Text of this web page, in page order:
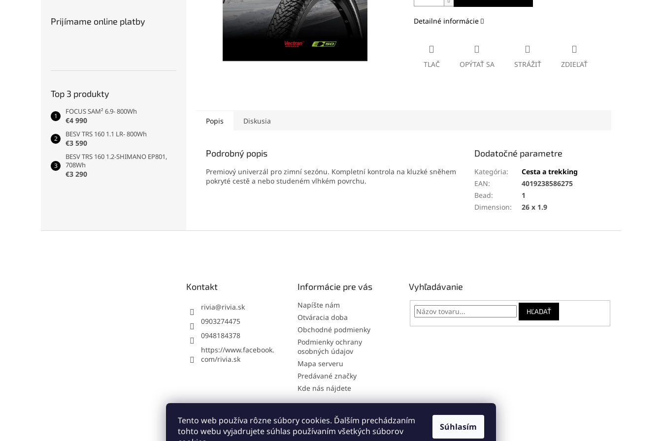
Tento web používa rôzne súbory cookies. Ďalším prechádzaním
tohto webu vyjadrujete súhlas používaním všetkých súborov
Súhlasím
Prijímame online platby
Top 3 produkty
FOCUS SAM² 6.9- 800Wh
€4 990
BESV TRS 160 1.1 LR- 800Wh
€3 590
BESV TRS 160 1.2-SHIMANO EP801,
708Wh
€3 290
Detailné informácie
TLAČ OPÝTAŤ SA STRÁŽIŤ ZDIEĽAŤ
Popis Diskusia
Podrobný popis
Premiový univerzál pro zimní sezónu. Kompletní kontrola na kluzké sněhem
pokryté cestě a nebo studeném vlhkém povrchu.
Dodatočné parametre
Kategória:
Cesta a trekking
EAN:
4019238586275
Bead:
1
Dimension: 26 x 1.9
Kontakt
rivia@rivia.sk
0903274475
0948184378
https://www.facebook.
com/rivia.sk
Informácie pre vás
Napíšte nám
Otváracia doba
Obchodné podmienky
Podmienky ochrany
osobných údajov
Mapa serveru
Predávané značky
Kde nás nájdete
Vyhľadávanie
HĽADAŤ
Online: registrácia na servis Napíšte nám